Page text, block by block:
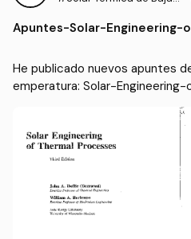
Apuntes-Solar-Engineering-
He publicado nuevos apuntes
emperatura: Solar-